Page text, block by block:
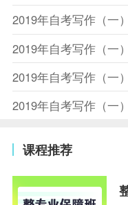
2019年自考写作（一
2019年自考写作（一
2019年自考写作（一
2019年自考写作（一
课程推荐